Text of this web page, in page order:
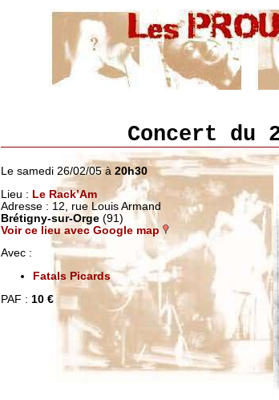
Concert du
Le samedi 26/02/05 à 20h30
Lieu : Le Rack’Am
Adresse : 12, rue Louis Armand
Brétigny-sur-Orge (91)
Voir ce lieu avec Google map
Avec :
Fatals Picards
PAF : 10 €